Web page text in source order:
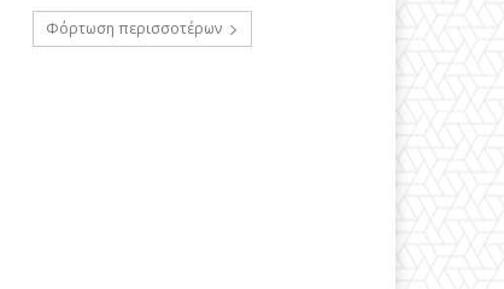
Φόρτωση περισσοτέρων